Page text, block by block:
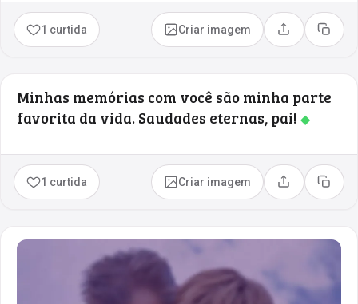
1 curtida Criar imagem Compartilhar
Copiar
Minhas memórias com você são minha parte
favorita da vida. Saudades eternas, pai! ◆
1 curtida Criar imagem Compartilhar
Copiar